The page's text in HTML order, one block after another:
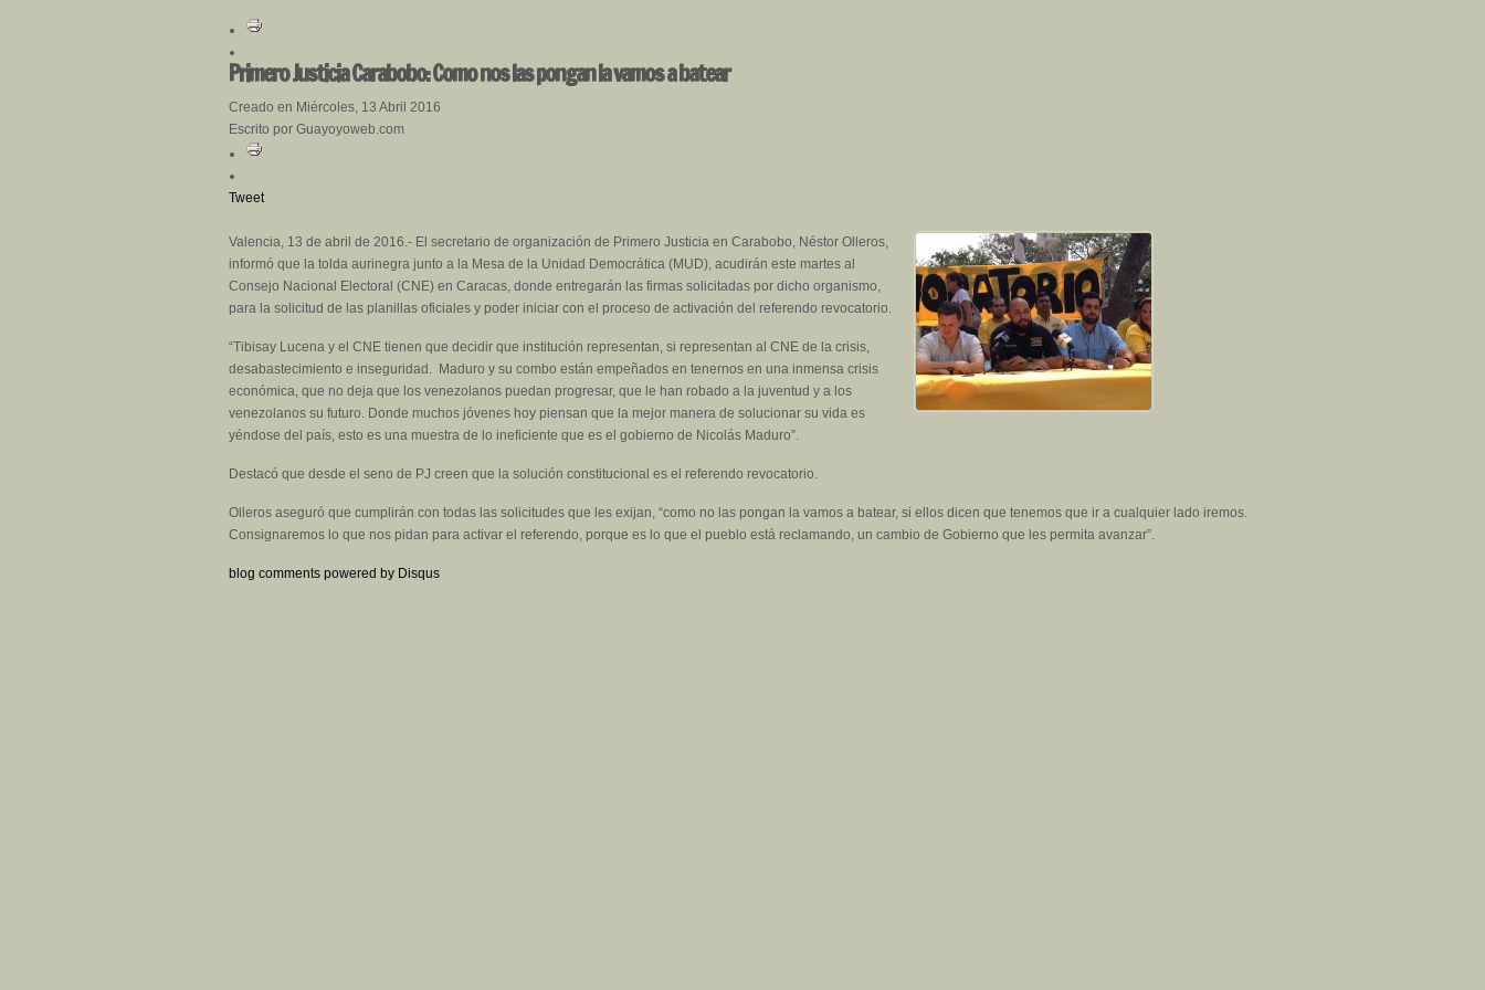
Primero Justicia Carabobo: Como nos las pongan la vamos a batear
Creado en Miércoles, 13 Abril 2016
Escrito por Guayoyoweb.com
Tweet
Valencia, 13 de abril de 2016.- El secretario de organización de Primero Justicia en Carabobo, Néstor Olleros,
informó que la tolda aurinegra junto a la Mesa de la Unidad Democrática (MUD), acudirán este martes al
Consejo Nacional Electoral (CNE) en Caracas, donde entregarán las firmas solicitadas por dicho organismo,
para la solicitud de las planillas oficiales y poder iniciar con el proceso de activación del referendo revocatorio.
“Tibisay Lucena y el CNE tienen que decidir que institución representan, si representan al CNE de la crisis,
desabastecimiento e inseguridad. Maduro y su combo están empeñados en tenernos en una inmensa crisis
económica, que no deja que los venezolanos puedan progresar, que le han robado a la juventud y a los
venezolanos su futuro. Donde muchos jóvenes hoy piensan que la mejor manera de solucionar su vida es
yéndose del país, esto es una muestra de lo ineficiente que es el gobierno de Nicolás Maduro”.
Destacó que desde el seno de PJ creen que la solución constitucional es el referendo revocatorio.
Olleros aseguró que cumplirán con todas las solicitudes que les exijan, “como no las pongan la vamos a batear, si ellos dicen que tenemos que ir a cualquier lado iremos.
Consignaremos lo que nos pidan para activar el referendo, porque es lo que el pueblo está reclamando, un cambio de Gobierno que les permita avanzar”.
blog comments powered by Disqus